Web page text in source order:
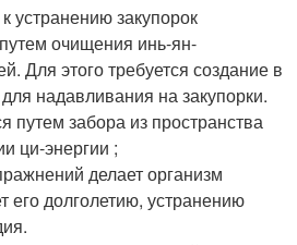
устранению закупорок
очищения инь-ян-
Для этого требуется создание в
надавливания на закупорки.
путем забора из пространства
ци-энергии ;
делает организм
его долголетию, устранению